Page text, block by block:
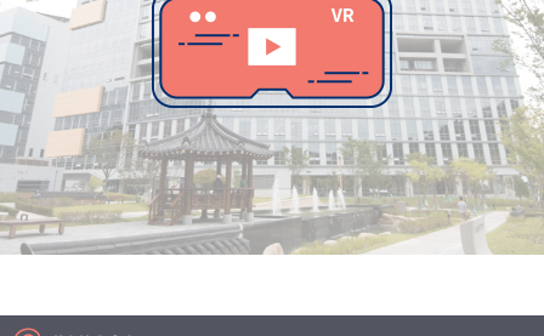
사진 아카이브 문서 기록물 행정박물 영상 기록물
50 주년 기념
성과 50선 숫자로 보는 50년 50 +1주년 광장
세계와 함께 한 KIHASA
VR 역사관